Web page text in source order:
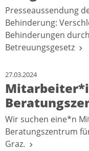
Presseaussendung
Behinderung:
Behinderungen
Betreuungsgesetz
27.03.2024
Wir suchen eine*n
Beratungszentrum
Graz.